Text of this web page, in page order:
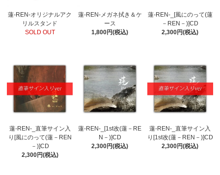
蓮-REN-オリジナルアク
リルスタンド
SOLD OUT
蓮-REN-メガネ拭き＆ケ
ース
1,800円(税込)
蓮-REN-_[風にのって(蓮
－REN－)]CD
2,300円(税込)
蓮-REN-_直筆サイン入
り[風にのって(蓮－REN
－)]CD
2,300円(税込)
蓮-REN-_[1st改(蓮－RE
N－)]CD
2,300円(税込)
蓮-REN-_直筆サイン入
り[1st改(蓮－REN－)]CD
2,300円(税込)